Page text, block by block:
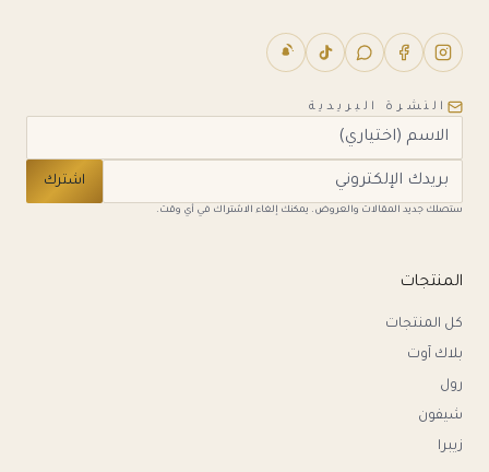
النشرة البريدية
اشترك
ستصلك جديد المقالات والعروض. يمكنك إلغاء الاشتراك في أي وقت.
المنتجات
كل المنتجات
بلاك آوت
رول
شيفون
زيبرا